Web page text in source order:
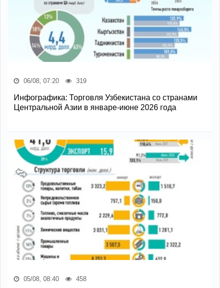
06/08, 07:20 319
Инфографика: Торговля Узбекистана со странами
Центральной Азии в январе-июне 2026 года
05/08, 08:40 458